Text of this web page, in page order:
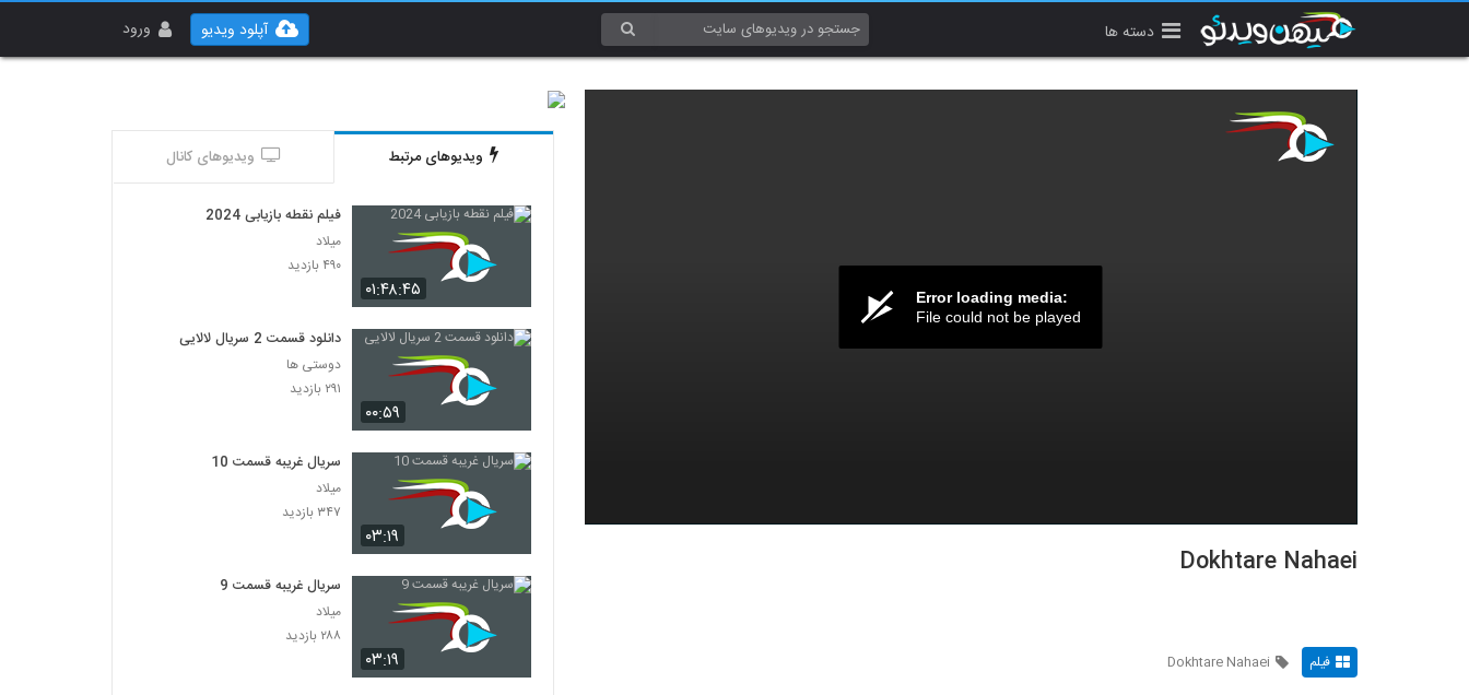
دسته ها ورود آپلود ویدیو
Error loading media:
File could not be played
Dokhtare Nahaei
فیلم Dokhtare Nahaei
ویدیوهای مرتبط ویدیوهای کانال
۰۱:۴۸:۴۵
فیلم نقطه بازیابی 2024
میلاد
۴۹۰ بازدید
۰۰:۵۹
دانلود قسمت 2 سریال لالایی
دوستی ها
۲۹۱ بازدید
۰۳:۱۹
سریال غریبه قسمت 10
میلاد
۳۴۷ بازدید
۰۳:۱۹
سریال غریبه قسمت 9
میلاد
۲۸۸ بازدید